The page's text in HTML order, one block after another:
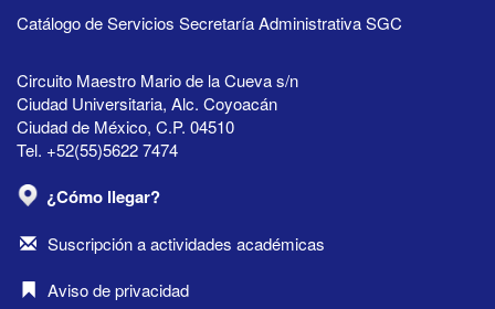
Catálogo de Servicios Secretaría Administrativa SGC
Circuito Maestro Mario de la Cueva s/n
Ciudad Universitaria, Alc. Coyoacán
Ciudad de México, C.P. 04510
Tel. +52(55)5622 7474
¿Cómo llegar?
Suscripción a actividades académicas
Aviso de privacidad